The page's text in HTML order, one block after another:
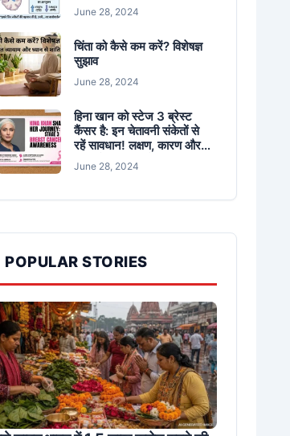
June 28, 2024
चिंता को कैसे कम करें? विशेषज्ञ
सुझाव
June 28, 2024
हिना खान को स्टेज 3 ब्रेस्ट
कैंसर है: इन चेतावनी संकेतों से
रहें सावधान! लक्षण, कारण और
बचाव के उपाय जानें
June 28, 2024
POPULAR STORIES